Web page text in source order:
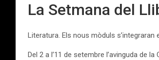
La Setmana del
Literatura. Els nous mòduls
Del 2 a l’11 de setembre l’avinguda de